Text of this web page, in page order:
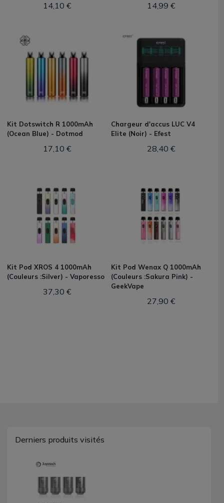
14,10 € 14,99 €
Kit Dotswitch R 1000mAh
(Ocean Blue) - Dotmod
17,10 €
Chargeur d'accus LUC V4
Elite (Noir) - Efest
28,40 €
Kit Pod XROS 4 1000mAh
(Couleurs :Silver) - Vaporesso
37,30 €
Kit Pod Wenax Q 1000mAh
(Couleurs :Sakura Pink) -
GeekVape
27,90 €
Derniers produits visités